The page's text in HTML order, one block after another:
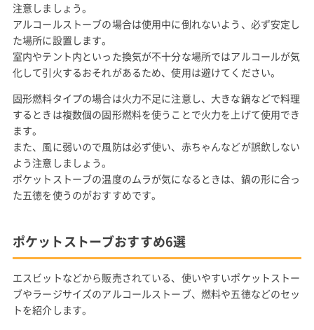
注意しましょう。
アルコールストーブの場合は使用中に倒れないよう、必ず安定し
た場所に設置します。
室内やテント内といった換気が不十分な場所ではアルコールが気
化して引火するおそれがあるため、使用は避けてください。
固形燃料タイプの場合は火力不足に注意し、大きな鍋などで料理
するときは複数個の固形燃料を使うことで火力を上げて使用でき
ます。
また、風に弱いので風防は必ず使い、赤ちゃんなどが誤飲しない
よう注意しましょう。
ポケットストーブの温度のムラが気になるときは、鍋の形に合っ
た五徳を使うのがおすすめです。
ポケットストーブおすすめ6選
エスビットなどから販売されている、使いやすいポケットストー
ブやラージサイズのアルコールストーブ、燃料や五徳などのセッ
トを紹介します。